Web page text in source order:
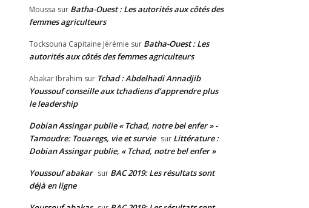
Moussa sur Batha-Ouest : Les autorités aux côtés des
femmes agriculteurs
Tocksouna Capitaine Jérémie sur Batha-Ouest : Les
autorités aux côtés des femmes agriculteurs
Abakar Ibrahim sur Tchad : Abdelhadi Annadjib
Youssouf conseille aux tchadiens d’apprendre plus
le leadership
Dobian Assingar publie « Tchad, notre bel enfer » -
Tamoudre: Touaregs, vie et survie sur Littérature :
Dobian Assingar publie, « Tchad, notre bel enfer »
Youssouf abakar sur BAC 2019: Les résultats sont
déjà en ligne